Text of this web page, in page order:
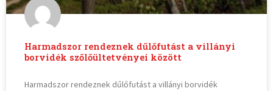
Harmadszor rendeznek dűlőfutást a villányi
borvidék szőlőültetvényei között
Harmadszor rendeznek dűlőfutást a villányi borvidék